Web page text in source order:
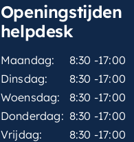
Openingstijden
helpdesk
Maandag:
8:30 -17:00
Dinsdag:
8:30 -17:00
Woensdag:
8:30 -17:00
Donderdag: 8:30 -17:00
Vrijdag:
8:30 -17:00